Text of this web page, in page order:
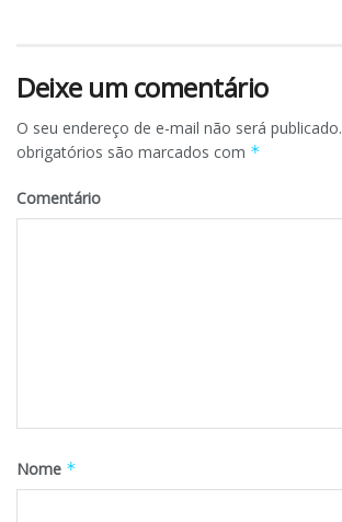
Deixe um comentário
O seu endereço de e-mail não será publicado.
obrigatórios são marcados com *
Comentário
Nome *